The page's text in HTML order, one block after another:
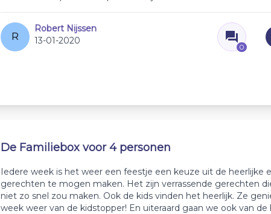
R
Robert Nijssen
13-01-2020
0
De Familiebox voor 4 personen
Iedere week is het weer een feestje een keuze uit de heerlijke
gerechten te mogen maken. Het zijn verrassende gerechten
niet zo snel zou maken. Ook de kids vinden het heerlijk. Ze
week weer van de kidstopper! En uiteraard gaan we ook van de